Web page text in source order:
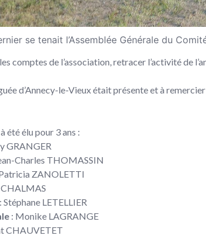
se tenait l’Assemblée Générale du
comptes de l’association, retracer l’activité de
d’Annecy-le-Vieux était présente et à
été élu pour 3 ans :
GRANGER
Charles THOMASSIN
ZANOLETTI
: Stéphane LETELLIER
: Monike LAGRANGE
CHAUVETET